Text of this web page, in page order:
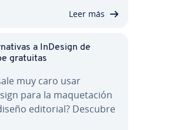
Leer más
a InDesign de
gratuitas
muy caro usar
para la ma­que­ta­ción
editorial? Descubre